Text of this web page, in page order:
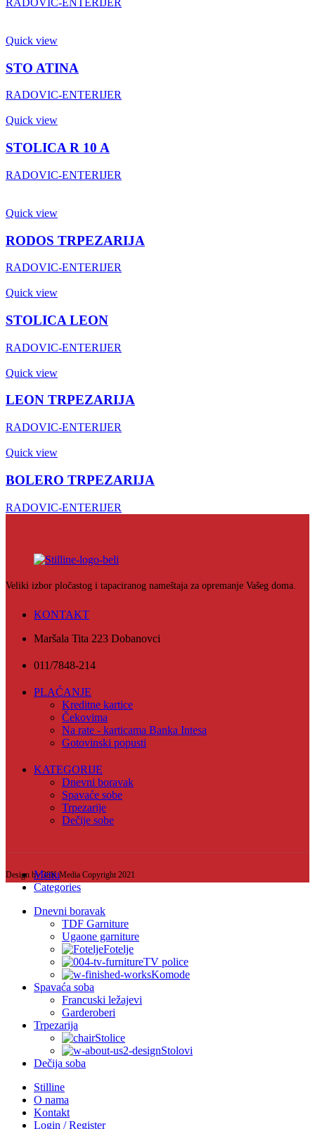
RADOVIC-ENTERIJER
Quick view
STO ATINA
RADOVIC-ENTERIJER
Quick view
STOLICA R 10 A
RADOVIC-ENTERIJER
Quick view
RODOS TRPEZARIJA
RADOVIC-ENTERIJER
Quick view
STOLICA LEON
RADOVIC-ENTERIJER
Quick view
LEON TRPEZARIJA
RADOVIC-ENTERIJER
Quick view
BOLERO TRPEZARIJA
RADOVIC-ENTERIJER
Veliki izbor pločastog i tapaciranog nameštaja za opremanje Vašeg doma.
KONTAKT
Maršala Tita 223 Dobanovci
011/7848-214
PLAĆANJE
Kreditne kartice
Čekovima
Na rate - karticama Banka Intesa
Gotovinski popusti
KATEGORIJE
Dnevni boravak
Spavaće sobe
Trpezarije
Dečije sobe
Design by 38K Media Copyright 2021
Menu
Categories
Dnevni boravak
TDF Garniture
Ugaone garniture
Fotelje
TV police
Komode
Spavaća soba
Francuski ležajevi
Garderoberi
Trpezarija
Stolice
Stolovi
Dečija soba
Stilline
O nama
Kontakt
Login / Register